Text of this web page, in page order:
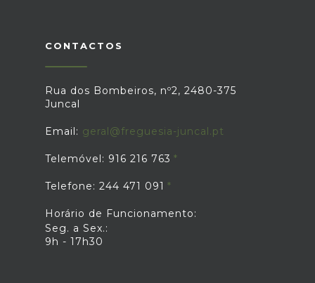
CONTACTOS
Rua dos Bombeiros, nº2, 2480-375
Juncal
Email: geral@freguesia-juncal.pt
Telemóvel: 916 216 763
Telefone: 244 471 091
Horário de Funcionamento:
Seg. a Sex.:
9h - 17h30